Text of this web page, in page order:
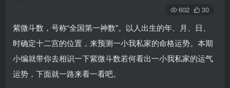
602 30
紫微斗数，号称“全国第一神数”。以人出生的年、月、日、
时确定十二宫的位置，来预测一小我私家的命格运势。本期
小编就带你去相识一下紫微斗数若何看出一小我私家的运气
运势，下面就一路来看一看吧。